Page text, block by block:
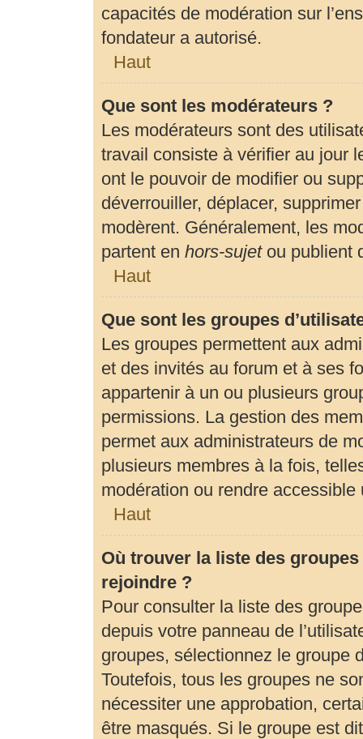
capacités de modération sur
fondateur a autorisé.
Haut
Que sont les modérateurs ?
Les modérateurs sont des
travail consiste à vérifier au jour
ont le pouvoir de modifier ou
déverrouiller, déplacer,
modèrent. Généralement, les
partent en hors-sujetou publient
Haut
Que sont les groupes
Les groupes permettent aux
et des invités au forum et à ses
appartenir à un ou plusieurs
permissions. La gestion des
permet aux administrateurs de
plusieurs membres à la fois,
modération ou rendre accessible
Haut
Où trouver la liste des
rejoindre ?
Pour consulter la liste des
depuis votre panneau de
groupes, sélectionnez le groupe
Toutefois, tous les groupes ne
nécessiter une approbation,
être masqués. Si le groupe est